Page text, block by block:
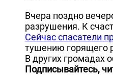
Вчера поздно
разрушения. К
Сейчас спасатели
тушению горящего
В других громадах
Подписывайтесь,